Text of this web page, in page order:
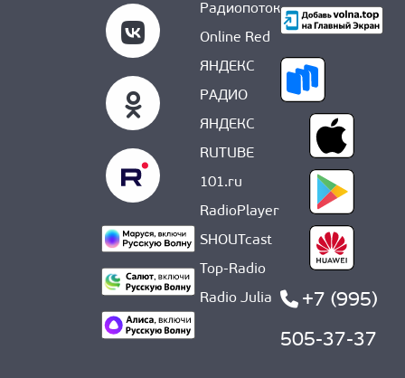
Радиопоток
Online Red
ЯНДЕКС
РАДИО
ЯНДЕКС
RUTUBE
101.ru
RadioPlayer
SHOUTcast
Top-Radio
Radio Julia
+7 (995)
505-37-37